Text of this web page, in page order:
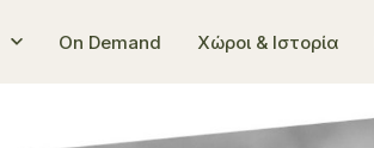
On Demand Χώροι & Ιστορία